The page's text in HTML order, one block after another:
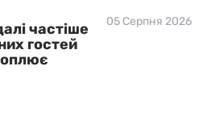
частіше
гостей
05 Серпня 2026